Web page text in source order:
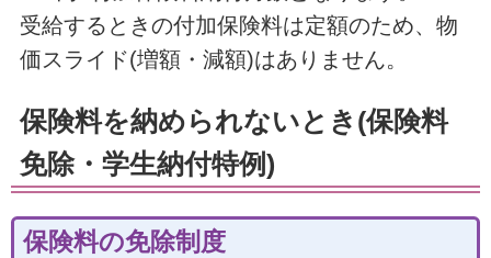
受給するときの付加保険料は定額のため、物
価スライド(増額・減額)はありません。
保険料を納められないとき(保険料
免除・学生納付特例)
保険料の免除制度